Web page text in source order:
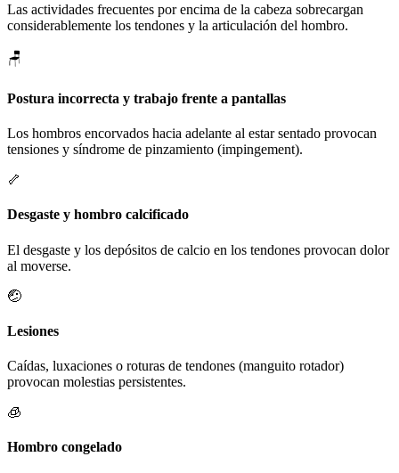
Las actividades frecuentes por encima de la cabeza sobrecargan
considerablemente los tendones y la articulación del hombro.
🪑
Postura incorrecta y trabajo frente a pantallas
Los hombros encorvados hacia adelante al estar sentado provocan
tensiones y síndrome de pinzamiento (impingement).
🦴
Desgaste y hombro calcificado
El desgaste y los depósitos de calcio en los tendones provocan dolor
al moverse.
🤕
Lesiones
Caídas, luxaciones o roturas de tendones (manguito rotador)
provocan molestias persistentes.
🧊
Hombro congelado